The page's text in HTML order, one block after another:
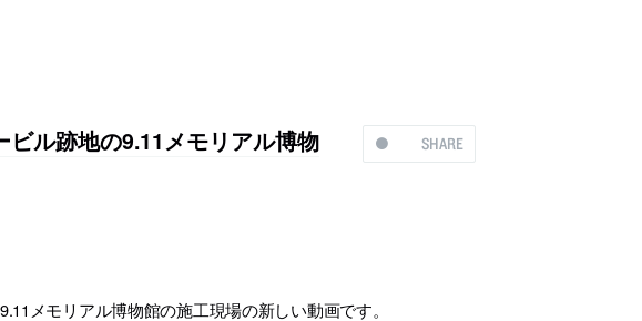
SHARE
ル跡地の9.11メモリアル博物
メモリアル博物館の施工現場の新しい動画です。